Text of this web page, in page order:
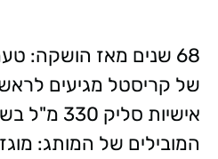
68 שנים מאז הושקה:
של קריסטל מגיעים
אישיות
סליק
המובילים של המותג: